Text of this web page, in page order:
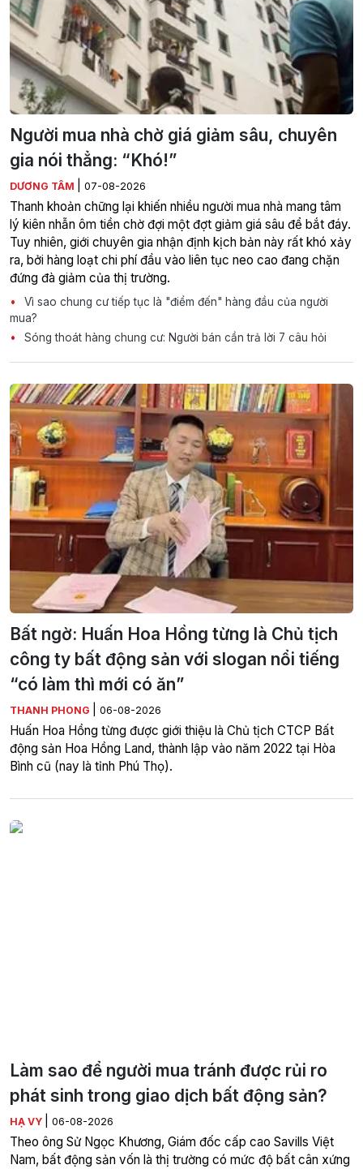
Người mua nhà chờ giá giảm sâu, chuyên
gia nói thẳng: “Khó!”
DƯƠNG TÂM 07-08-2026
Thanh khoản chững lại khiến nhiều người mua nhà mang tâm
lý kiên nhẫn ôm tiền chờ đợi một đợt giảm giá sâu để bắt đáy.
Tuy nhiên, giới chuyên gia nhận định kịch bản này rất khó xảy
ra, bởi hàng loạt chi phí đầu vào liên tục neo cao đang chặn
đứng đà giảm của thị trường.
Vì sao chung cư tiếp tục là "điểm đến" hàng đầu của người
mua?
Sóng thoát hàng chung cư: Người bán cần trả lời 7 câu hỏi
Bất ngờ: Huấn Hoa Hồng từng là Chủ tịch
công ty bất động sản với slogan nổi tiếng
“có làm thì mới có ăn”
THANH PHONG 06-08-2026
Huấn Hoa Hồng từng được giới thiệu là Chủ tịch CTCP Bất
động sản Hoa Hồng Land, thành lập vào năm 2022 tại Hòa
Bình cũ (nay là tỉnh Phú Thọ).
Làm sao để người mua tránh được rủi ro
phát sinh trong giao dịch bất động sản?
HẠ VY 06-08-2026
Theo ông Sử Ngọc Khương, Giám đốc cấp cao Savills Việt
Nam, bất động sản vốn là thị trường có mức độ bất cân xứng